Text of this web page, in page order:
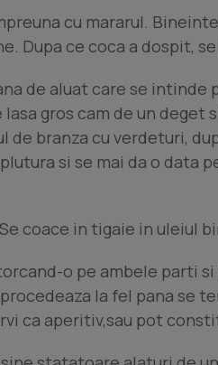
cu mararul.
Dupa ce coca a dospit,
de aluat care se
lasa gros cam de un deget
de branza cu verdeturi,
si se mai da o data
coace in tigaie in uleiul
o pe ambele parti
la fel pana se
ca aperitiv,sau pot